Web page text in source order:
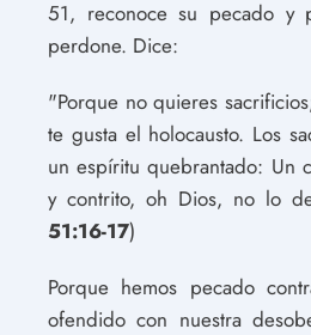
51, reconoce su pecado
perdone. Dice:
"Porque no quieres
te gusta el holocausto. Los
un espíritu quebrantado: Un
y contrito, oh Dios, no lo
51:16-17)
Porque hemos pecado
ofendido con nuestra